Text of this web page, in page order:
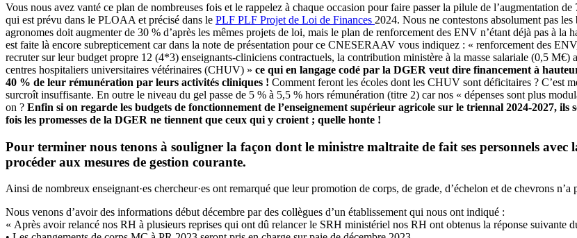
Vous nous avez vanté ce plan de nombreuses fois et le rappelez à chaque occasion pour faire passer la pilule de l’augmentation de
qui est prévu dans le PLOAA et précisé dans le PLF PLF Projet de Loi de Finances 2024. Nous ne contestons absolument pas les
agronomes doit augmenter de 30 % d’après les mêmes projets de loi, mais le plan de renforcement des ENV n’étant déjà pas à la
est faite là encore subrepticement car dans la note de présentation pour ce CNESERAAV vous indiquez : « renforcement des
recruter sur leur budget propre 12 (4*3) enseignants-cliniciens contractuels, la contribution ministère à la masse salariale (0,5 M€)
centres hospitaliers universitaires vétérinaires (CHUV) » ce qui en langage codé par la DGER veut dire financement à
40 % de leur rémunération par leurs activités cliniques ! Comment feront les écoles dont les CHUV sont déficitaires ? C’est
surcroît insuffisante. En outre le niveau du gel passe de 5 % à 5,5 % hors rémunération (titre 2) car nos « dépenses sont plus
on ? Enfin si on regarde les budgets de fonctionnement de l’enseignement supérieur agricole sur le triennal 2024-2027,
fois les promesses de la DGER ne tiennent que ceux qui y croient ; quelle honte !
Pour terminer nous tenons à souligner la façon dont le ministre maltraite de fait ses personnels
procéder aux mesures de gestion courante.
Ainsi de nombreux enseignant·es chercheur·es ont remarqué que leur promotion de corps, de grade, d’échelon et de chevrons
Nous venons d’avoir des informations début décembre par des collègues d’un établissement qui nous ont indiqué :
« Après avoir relancé nos RH à plusieurs reprises qui ont dû relancer le SRH ministériel nos RH ont obtenus la réponse suivante